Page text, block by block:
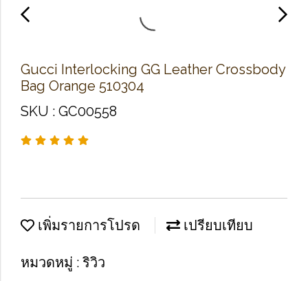
Gucci Interlocking GG Leather Crossbody
Bag Orange 510304
SKU : GC00558
เพิ่มรายการโปรด เปรียบเทียบ
หมวดหมู่ : ริวิว